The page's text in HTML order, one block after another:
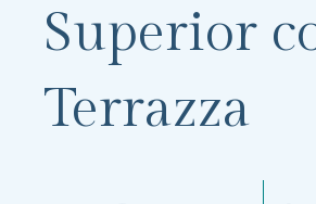
Superior
Terrazza